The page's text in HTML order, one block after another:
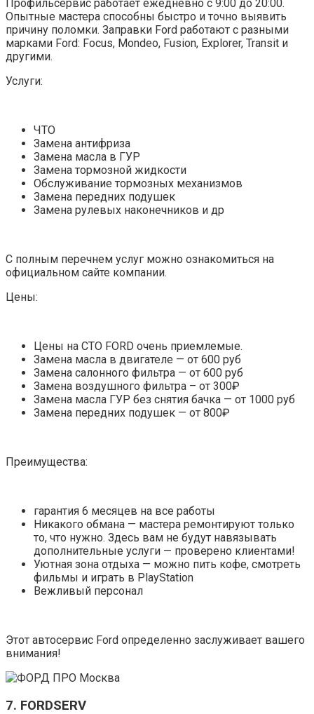
Профильсервис работает ежедневно с 9:00 до 20:00.
Опытные мастера способны быстро и точно выявить
причину поломки. Заправки Ford работают с разными
марками Ford: Focus, Mondeo, Fusion, Explorer, Transit и
другими.
Услуги:
ЧТО
Замена антифриза
Замена масла в ГУР
Замена тормозной жидкости
Обслуживание тормозных механизмов
Замена передних подушек
Замена рулевых наконечников и др
С полным перечнем услуг можно ознакомиться на
официальном сайте компании.
Цены:
Цены на СТО FORD очень приемлемые.
Замена масла в двигателе — от 600 руб
Замена салонного фильтра — от 600 руб
Замена воздушного фильтра – от 300₽
Замена масла ГУР без снятия бачка — от 1000 руб
Замена передних подушек — от 800₽
Преимущества:
гарантия 6 месяцев на все работы
Никакого обмана — мастера ремонтируют только
то, что нужно. Здесь вам не будут навязывать
дополнительные услуги — проверено клиентами!
Уютная зона отдыха — можно пить кофе, смотреть
фильмы и играть в PlayStation
Вежливый персонал
Этот автосервис Ford определенно заслуживает вашего
внимания!
7. FORDSERV